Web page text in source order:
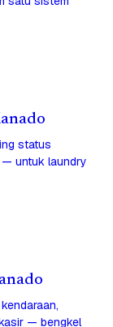
status
— untuk laundry
— bengkel